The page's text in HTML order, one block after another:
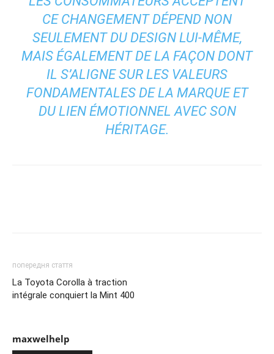
CE CHANGEMENT DÉPEND NON
SEULEMENT DU DESIGN LUI-MÊME,
MAIS ÉGALEMENT DE LA FAÇON DONT
IL S’ALIGNE SUR LES VALEURS
FONDAMENTALES DE LA MARQUE ET
DU LIEN ÉMOTIONNEL AVEC SON
HÉRITAGE.
попередня стаття
La Toyota Corolla à traction
intégrale conquiert la Mint 400
maxwelhelp